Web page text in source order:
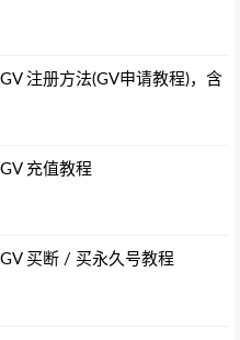
注册方法(GV申请教程)，含
充值教程
买断 / 买永久号教程